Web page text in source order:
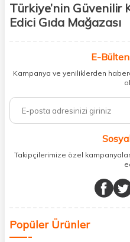
Türkiye’nin Güvenilir
Edici Gıda Mağazası
kişisel bakım hem de takviye edici
buluşturuyoruz. Artık mağaza
ihtiyacınız olan her şeyi tek bir
%100 orijinal kozmetik ve sağlık
vücudunuzu desteklemek için
minerallere kadar binlerce ürünü
sunuyoruz.
buluşturuyor ve online alışveriş
Sağlık, güzellik ve iyi yaşam için
değer katmak
E-
Kampanya ve yeniliklerden
Takipçilerimize özel
Popüler Ürünler